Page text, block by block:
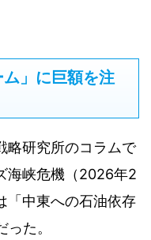
ム」に巨額を注
略研究所のコラムで
海峡危機（2026年2
「中東への石油依存
た。